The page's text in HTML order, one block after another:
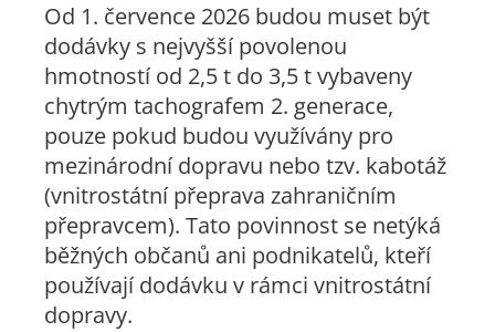
Od 1. července 2026 budou muset být
dodávky s nejvyšší povolenou
hmotností od 2,5 t do 3,5 t vybaveny
chytrým tachografem 2. generace,
pouze pokud budou využívány pro
mezinárodní dopravu nebo tzv. kabotáž
(vnitrostátní přeprava zahraničním
přepravcem). Tato povinnost se netýká
běžných občanů ani podnikatelů, kteří
používají dodávku v rámci vnitrostátní
dopravy.